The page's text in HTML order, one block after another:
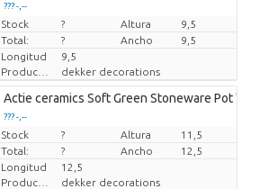
??? -,--
Precio por pieza
Stock ? Altura
9,5
Total:
? Ancho
9,5
Longitud
9,5
Productor
dekker decorations
Actie ceramics Soft Green Stoneware Pot
??? -,--
Precio por pieza
Stock ? Altura
11,5
Total:
? Ancho
12,5
Longitud
12,5
Productor
dekker decorations